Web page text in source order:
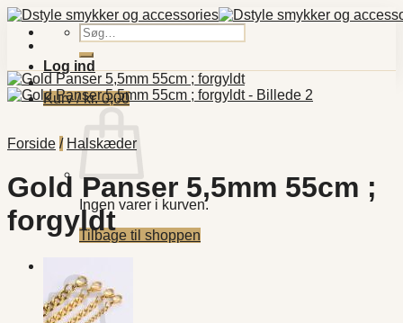
Fortsæt
indhold
Søg
efter:
Log ind
Kurv /kr.0,00
Ingen varer i kurven.
Tilbage til shoppen
Forside / Halskæder
Gold Panser 5,5mm 55cm ;
forgyldt